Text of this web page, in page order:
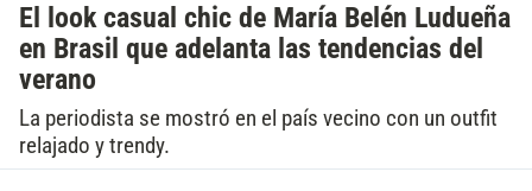
El look casual chic de María Belén Ludueña
en Brasil que adelanta las tendencias del
verano
La periodista se mostró en el país vecino con un outfit
relajado y trendy.